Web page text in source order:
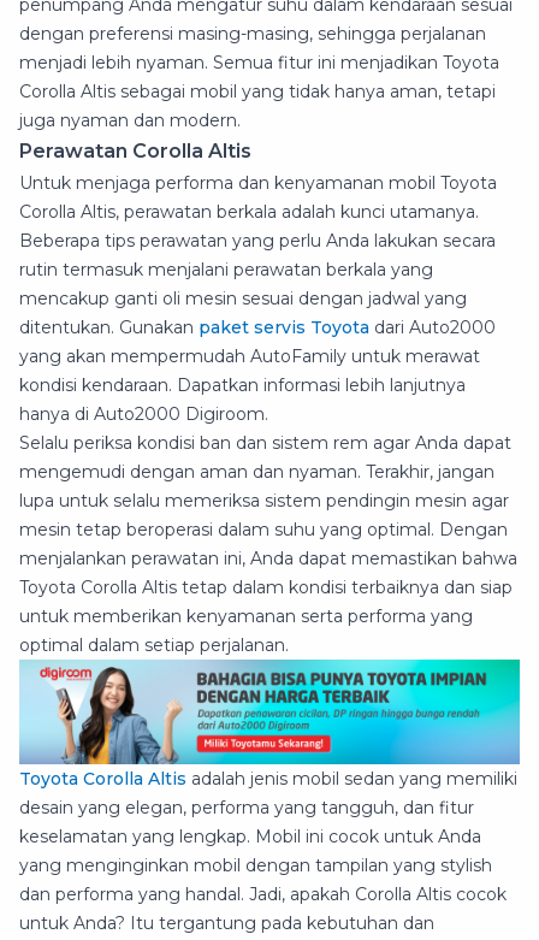
penumpang Anda mengatur suhu dalam kendaraan sesuai
dengan preferensi masing-masing, sehingga perjalanan
menjadi lebih nyaman. Semua fitur ini menjadikan Toyota
Corolla Altis sebagai mobil yang tidak hanya aman, tetapi
juga nyaman dan modern.
Perawatan Corolla Altis
Untuk menjaga performa dan kenyamanan mobil Toyota
Corolla Altis, perawatan berkala adalah kunci utamanya.
Beberapa tips perawatan yang perlu Anda lakukan secara
rutin termasuk menjalani perawatan berkala yang
mencakup ganti oli mesin sesuai dengan jadwal yang
ditentukan. Gunakan paket servis Toyota dari Auto2000
yang akan mempermudah AutoFamily untuk merawat
kondisi kendaraan. Dapatkan informasi lebih lanjutnya
hanya di Auto2000 Digiroom.
Selalu periksa kondisi ban dan sistem rem agar Anda dapat
mengemudi dengan aman dan nyaman. Terakhir, jangan
lupa untuk selalu memeriksa sistem pendingin mesin agar
mesin tetap beroperasi dalam suhu yang optimal. Dengan
menjalankan perawatan ini, Anda dapat memastikan bahwa
Toyota Corolla Altis tetap dalam kondisi terbaiknya dan siap
untuk memberikan kenyamanan serta performa yang
optimal dalam setiap perjalanan.
Toyota Corolla Altis adalah jenis mobil sedan yang memiliki
desain yang elegan, performa yang tangguh, dan fitur
keselamatan yang lengkap. Mobil ini cocok untuk Anda
yang menginginkan mobil dengan tampilan yang stylish
dan performa yang handal. Jadi, apakah Corolla Altis cocok
untuk Anda? Itu tergantung pada kebutuhan dan